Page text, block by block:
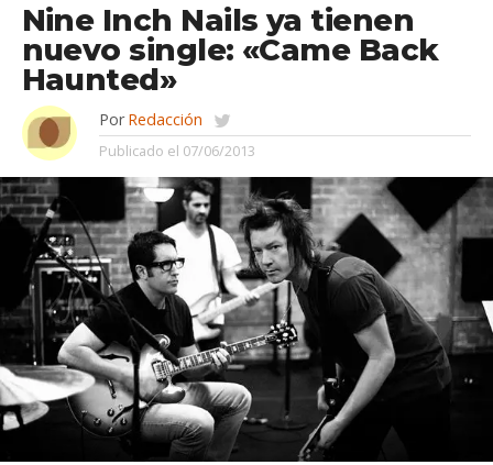
Nine Inch Nails ya tienen
nuevo single: «Came Back
Haunted»
Por Redacción
Publicado el 07/06/2013